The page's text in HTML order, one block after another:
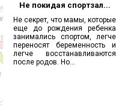
Не покидая спортзал...
Не секрет, что мамы, которые
еще до рождения ребенка
занимались спортом, легче
переносят беременность и
легче восстанавливаются
после родов. Но...